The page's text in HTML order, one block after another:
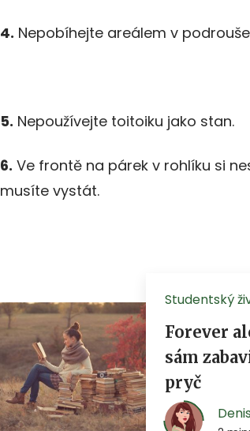
4. Nepobíhejte areálem v
5. Nepoužívejte toitoiku jako stan.
6. Ve frontě na párek v rohlíku si
musíte vystát.